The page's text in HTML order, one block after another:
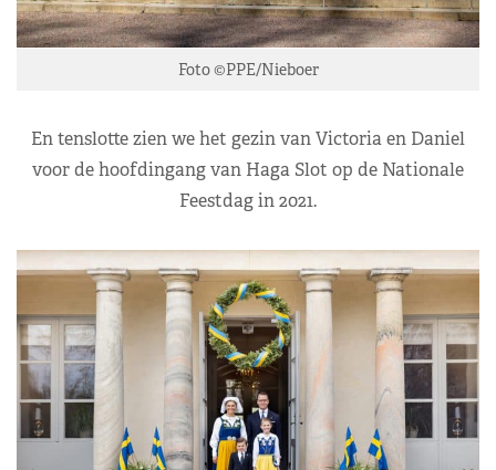
Foto ©PPE/Nieboer
En tenslotte zien we het gezin van Victoria en Daniel
voor de hoofdingang van Haga Slot op de Nationale
Feestdag in 2021.